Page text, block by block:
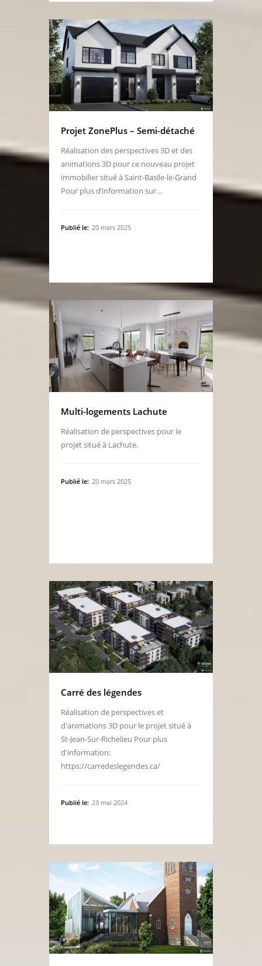
Projet ZonePlus – Semi-détaché
Réalisation des perspectives 3D et des
animations 3D pour ce nouveau projet
immobilier situé à Saint-Basile-le-Grand
Pour plus d’information sur…
Publié le: 20 mars 2025
Multi-logements Lachute
Réalisation de perspectives pour le
projet situé à Lachute.
Publié le: 20 mars 2025
Carré des légendes
Réalisation de perspectives et
d'animations 3D pour le projet situé à
St-Jean-Sur-Richelieu Pour plus
d'information:
https://carredeslegendes.ca/
Publié le: 23 mai 2024